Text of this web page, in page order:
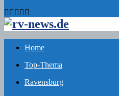
Facebook
Twitter
Instagram
Email
Home
Top-Thema
Ravensburg